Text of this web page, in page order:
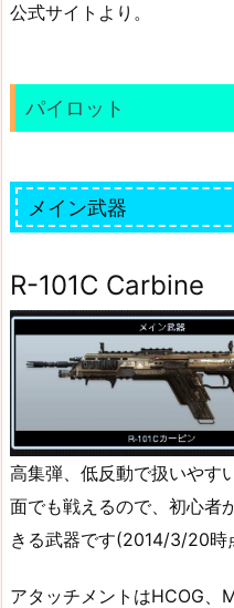
公式サイトより。
パイロット
メイン武器
R-101C Carbine
高集弾、低反動で扱いやす
面でも戦えるので、初心者
きる武器です(2014/3/20時
アタッチメントはHCOG、